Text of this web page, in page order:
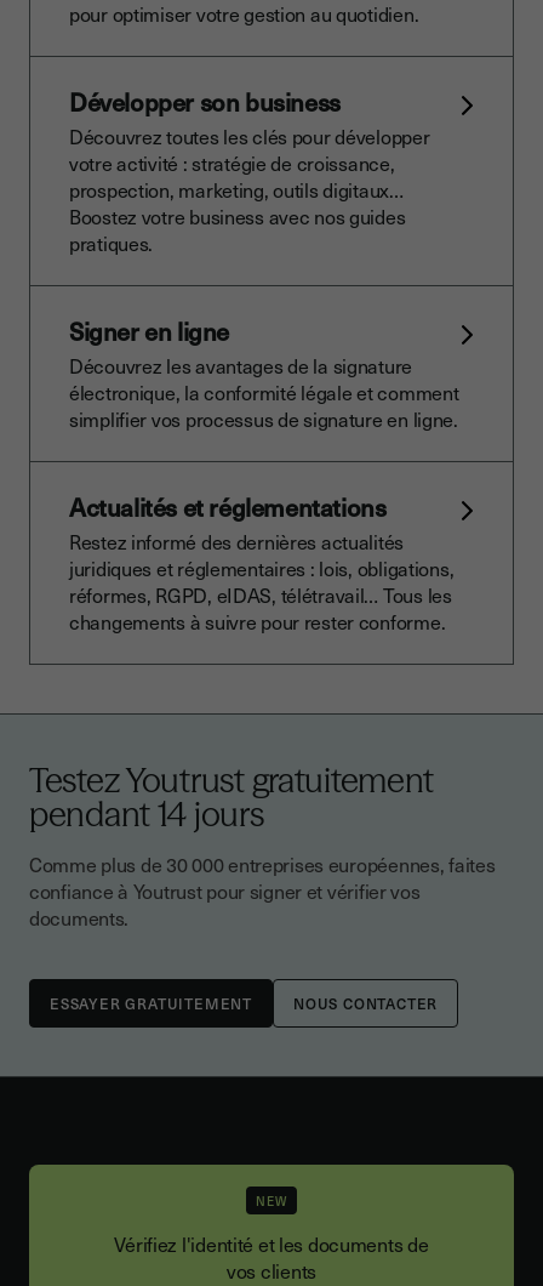
pour optimiser votre gestion au quotidien.
Développer son business
Découvrez toutes les clés pour développer
votre activité : stratégie de croissance,
prospection, marketing, outils digitaux…
Boostez votre business avec nos guides
pratiques.
Signer en ligne
Découvrez les avantages de la signature
électronique, la conformité légale et comment
simplifier vos processus de signature en ligne.
Actualités et réglementations
Restez informé des dernières actualités
juridiques et réglementaires : lois, obligations,
réformes, RGPD, eIDAS, télétravail… Tous les
changements à suivre pour rester conforme.
Testez Youtrust gratuitement
pendant 14 jours
Comme plus de 30 000 entreprises européennes, faites
confiance à Youtrust pour signer et vérifier vos
documents.
NOUS CONTACTER
NEW
Vérifiez l'identité et les documents de
vos clients